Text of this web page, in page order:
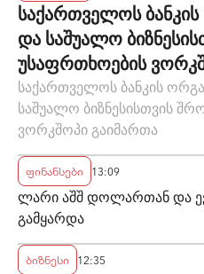
საქართველოს
და საშუალო
უსაფრთხოების
საქართველოს ბანკის
საშუალო ბიზნესისთვის
ვორკშოპი გაიმართა
ფინანსები 13:09
ლარი აშშ დოლართან და
გამყარდა
ბიზნესი 12:35